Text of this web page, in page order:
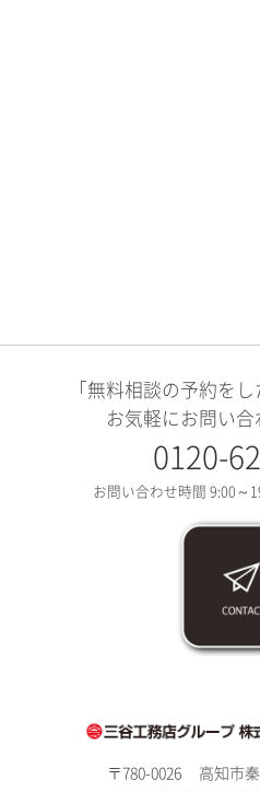
「無料相談の予約を
お気軽にお問い合
0120-
お問い合わせ時間 9:00～
〒780-0026
高知市